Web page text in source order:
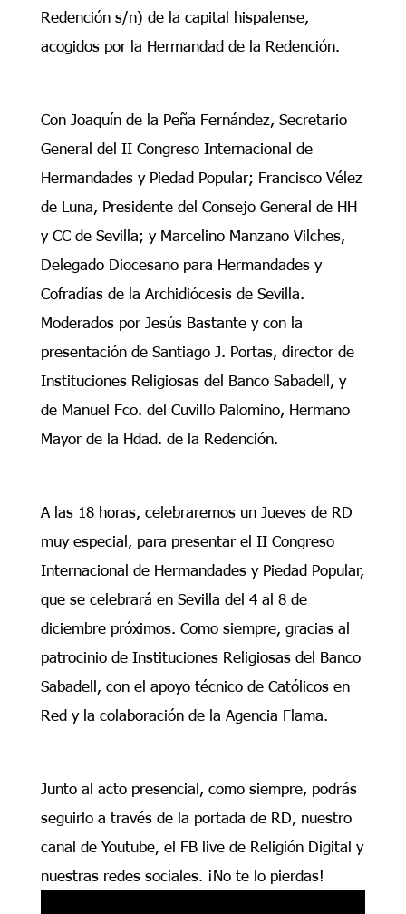
Redención s/n) de la capital hispalense,
acogidos por la Hermandad de la Redención.
Con Joaquín de la Peña Fernández, Secretario
General del II Congreso Internacional de
Hermandades y Piedad Popular; Francisco Vélez
de Luna, Presidente del Consejo General de HH
y CC de Sevilla; y Marcelino Manzano Vilches,
Delegado Diocesano para Hermandades y
Cofradías de la Archidiócesis de Sevilla.
Moderados por Jesús Bastante y con la
presentación de Santiago J. Portas, director de
Instituciones Religiosas del Banco Sabadell, y
de Manuel Fco. del Cuvillo Palomino, Hermano
Mayor de la Hdad. de la Redención.
A las 18 horas, celebraremos un Jueves de RD
muy especial, para presentar el II Congreso
Internacional de Hermandades y Piedad Popular,
que se celebrará en Sevilla del 4 al 8 de
diciembre próximos. Como siempre, gracias al
patrocinio de Instituciones Religiosas del Banco
Sabadell, con el apoyo técnico de Católicos en
Red y la colaboración de la Agencia Flama.
Junto al acto presencial, como siempre, podrás
seguirlo a través de la portada de RD, nuestro
canal de Youtube, el FB live de Religión Digital y
nuestras redes sociales. ¡No te lo pierdas!